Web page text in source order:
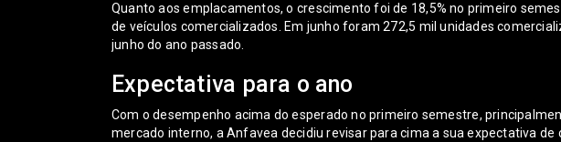
Quanto aos emplacamentos, o crescimento foi de 18,5% no primeiro
de veículos comercializados. Em junho foram 272,5 mil unidades
junho do ano passado.
Expectativa para o ano
Com o desempenho acima do esperado no primeiro semestre,
mercado interno, a Anfavea decidiu revisar para cima a sua expectativa de